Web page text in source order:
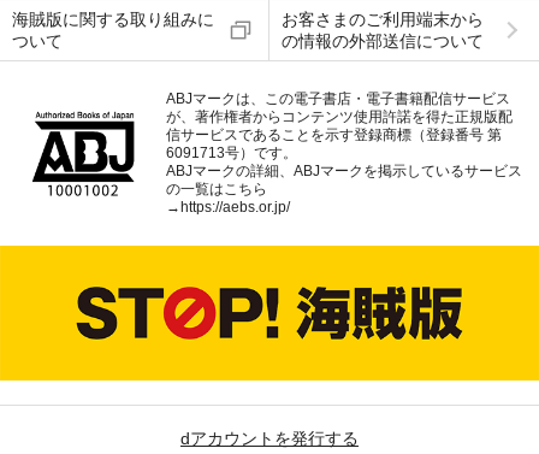
海賊版に関する取り組みに
ついて
お客さまのご利用端末から
の情報の外部送信について
ABJマークは、この電子書店・電子書籍配信サービス
が、著作権者からコンテンツ使用許諾を得た正規版配
信サービスであることを示す登録商標（登録番号 第
6091713号）です。
ABJマークの詳細、ABJマークを掲示しているサービス
の一覧はこちら
→ https://aebs.or.jp/
dアカウントを発行する